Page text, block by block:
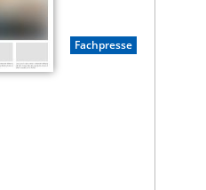
Fachpresse